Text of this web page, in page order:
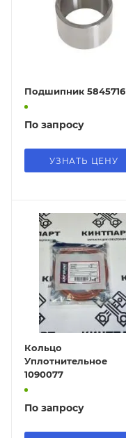
Подшипник 5845716
По запросу
УЗНАТЬ ЦЕНУ
Кольцо
Уплотнительное
1090077
По запросу